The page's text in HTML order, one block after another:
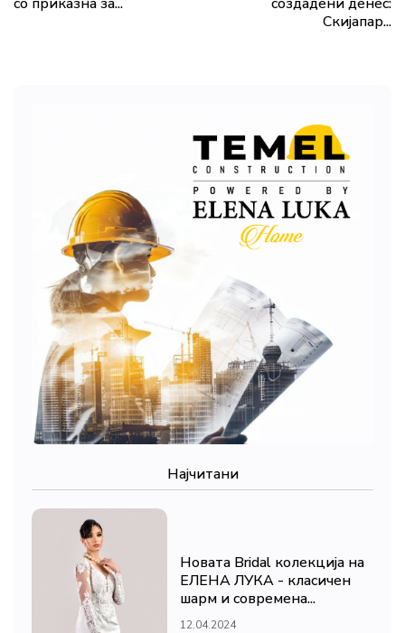
Скијапар...
Најчитани
Новата Bridal колекција на
ЕЛЕНА ЛУКА - класичен
шарм и современа...
12.04.2024